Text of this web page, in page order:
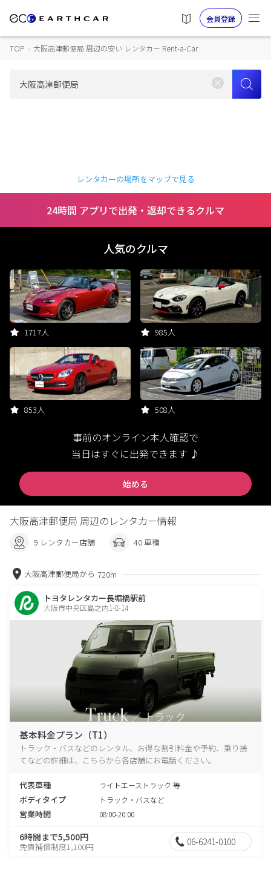
会員登録
TOP › 大阪高津郵便局 周辺の安い レンタカー Rent-a-Car
レンタカーの場所をマップで見る
24時間 アプリで出発・返却できるクルマ
人気のクルマ
1717人 985人
853人 508人
事前のオンライン本人確認で
当日はすぐに出発できます ♪
始める
大阪高津郵便局 周辺のレンタカー情報
9 レンタカー店舗 40 車種
大阪高津郵便局から 720m
トヨタレンタカー長堀橋駅前
大阪市中央区島之内1-8-14
基本料金プラン（T1）
トラック・バスなどのレンタル、お得な割引料金や予約、乗り捨
てなどの詳細は、こちらから各店舗にお電話ください。
代表車種 ライトエーストラック 等
ボディタイプ トラック・バスなど
営業時間 08:00-20:00
6時間まで5,500円
免責補償制度1,100円 06-6241-0100